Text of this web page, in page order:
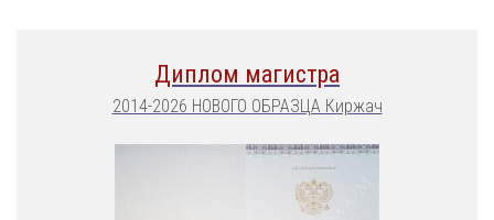
Диплом магистра
2014-2026 НОВОГО ОБРАЗЦА Киржач